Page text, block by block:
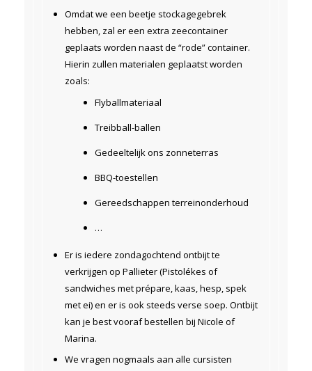
Omdat we een beetje stockagegebrek
hebben, zal er een extra zeecontainer
geplaats worden naast de “rode” container.
Hierin zullen materialen geplaatst worden
zoals:
Flyballmateriaal
Treibball-ballen
Gedeeltelijk ons zonneterras
BBQ-toestellen
Gereedschappen terreinonderhoud
…
Er is iedere zondagochtend ontbijt te
verkrijgen op Pallieter (Pistolékes of
sandwiches met prépare, kaas, hesp, spek
met ei) en er is ook steeds verse soep. Ontbijt
kan je best vooraf bestellen bij Nicole of
Marina.
We vragen nogmaals aan alle cursisten